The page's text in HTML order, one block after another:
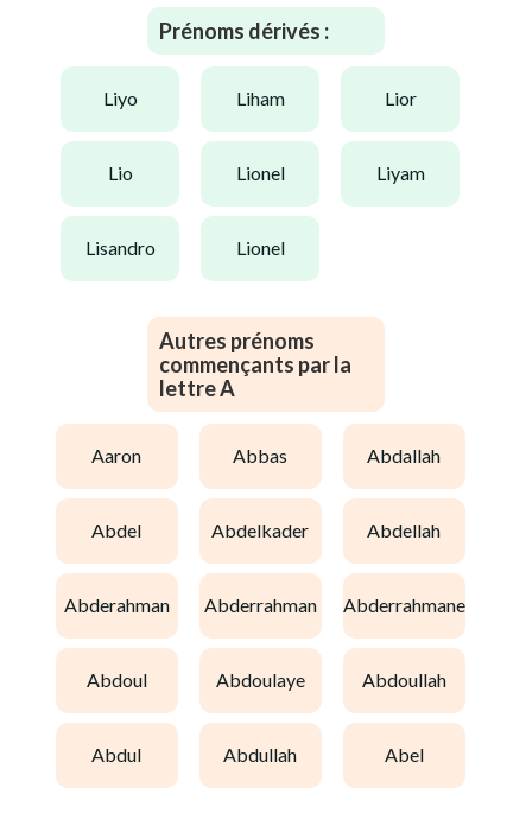
Prénoms dérivés :
liyo liham lior
lio lionel liyam
lisandro lionel
Autres prénoms
commençants par la
lettre A
aaron abbas abdallah
abdel abdelkader abdellah
abderahman abderrahman abderrahmane
abdoul abdoulaye abdoullah
abdul abdullah abel